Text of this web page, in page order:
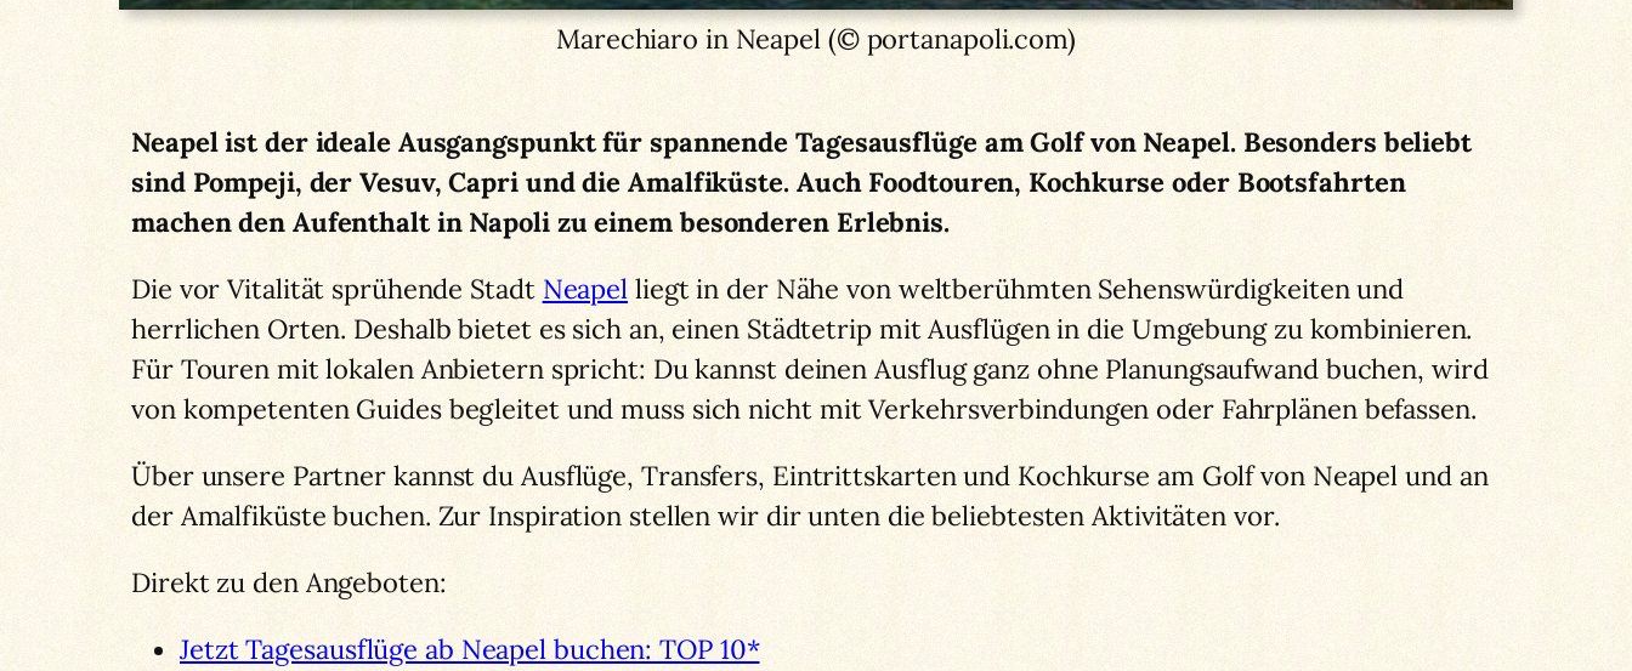
Marechiaro in Neapel (© portanapoli.com)
Neapel ist der ideale Ausgangspunkt für spannende Tagesausflüge am Golf von Neapel. Besonders beliebt
sind Pompeji, der Vesuv, Capri und die Amalfiküste. Auch Foodtouren, Kochkurse oder Bootsfahrten
machen den Aufenthalt in Napoli zu einem besonderen Erlebnis.
Die vor Vitalität sprühende Stadt Neapel liegt in der Nähe von weltberühmten Sehenswürdigkeiten und
herrlichen Orten. Deshalb bietet es sich an, einen Städtetrip mit Ausflügen in die Umgebung zu kombinieren.
Für Touren mit lokalen Anbietern spricht: Du kannst deinen Ausflug ganz ohne Planungsaufwand buchen, wird
von kompetenten Guides begleitet und muss sich nicht mit Verkehrsverbindungen oder Fahrplänen befassen.
Über unsere Partner kannst du Ausflüge, Transfers, Eintrittskarten und Kochkurse am Golf von Neapel und an
der Amalfiküste buchen. Zur Inspiration stellen wir dir unten die beliebtesten Aktivitäten vor.
Direkt zu den Angeboten:
Jetzt Tagesausflüge ab Neapel buchen: TOP 10*